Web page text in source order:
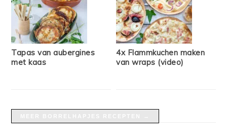
Tapas van aubergines
met kaas
4x Flammkuchen maken
van wraps (video)